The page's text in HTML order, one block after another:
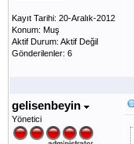
Kayıt Tarihi: 20-Aralık-2012
Konum: Muş
Aktif Durum: Aktif Değil
Gönderilenler: 6
gelisenbeyin
Yönetici